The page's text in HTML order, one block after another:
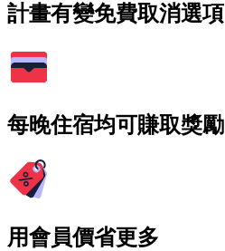
計畫有變免費取消選項
每晚住宿均可賺取獎勵
用會員價省更多